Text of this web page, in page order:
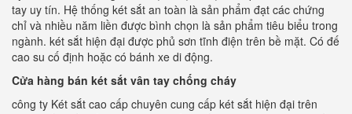
tay uy tín. Hệ thống két sắt an toàn là sản phẩm đạt các chứng
chỉ và nhiều năm liền được bình chọn là sản phẩm tiêu biểu trong
ngành. két sắt hiện đại được phủ sơn tĩnh điện trên bề mặt. Có đế
cao su cố định hoặc có bánh xe di động.
Cửa hàng bán két sắt vân tay chống cháy
công ty Két sắt cao cấp chuyên cung cấp két sắt hiện đại trên